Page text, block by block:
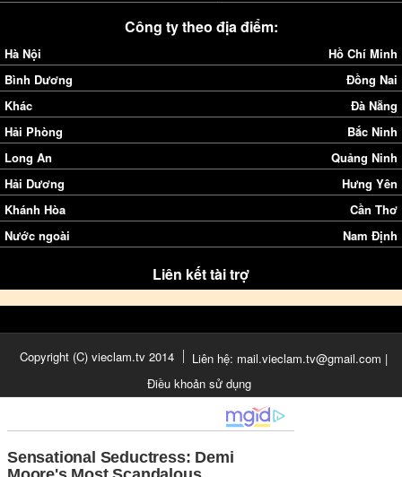
Công ty theo địa điểm:
Hà Nội
Hồ Chí Minh
Bình Dương
Đồng Nai
Khác
Đà Nẵng
Hải Phòng
Bắc Ninh
Long An
Quảng Ninh
Hải Dương
Hưng Yên
Khánh Hòa
Cần Thơ
Nước ngoài
Nam Định
Liên kết tài trợ
Copyright (C) vieclam.tv 2014
Liên hệ: mail.vieclam.tv@gmail.com |
Điều khoản sử dụng